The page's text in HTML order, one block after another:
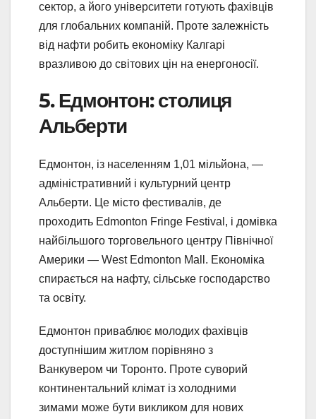
сектор, а його університети готують фахівців
для глобальних компаній. Проте залежність
від нафти робить економіку Калгарі
вразливою до світових цін на енергоносії.
5. Едмонтон: столиця
Альберти
Едмонтон, із населенням 1,01 мільйона, —
адміністративний і культурний центр
Альберти. Це місто фестивалів, де
проходить Edmonton Fringe Festival, і домівка
найбільшого торговельного центру Північної
Америки — West Edmonton Mall. Економіка
спирається на нафту, сільське господарство
та освіту.
Едмонтон приваблює молодих фахівців
доступнішим житлом порівняно з
Ванкувером чи Торонто. Проте суворий
континентальний клімат із холодними
зимами може бути викликом для нових